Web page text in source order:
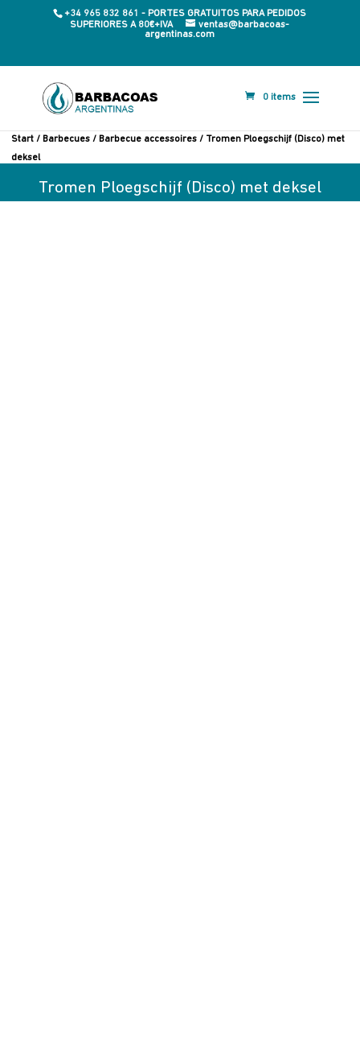
+34 965 832 861 - PORTES GRATUITOS PARA PEDIDOS
SUPERIORES A 80€+IVA
ventas@barbacoas-
argentinas.com
0 items
Start / Barbecues / Barbecue accessoires / Tromen Ploegschijf (Disco) met
deksel
Tromen Ploegschijf (Disco) met deksel